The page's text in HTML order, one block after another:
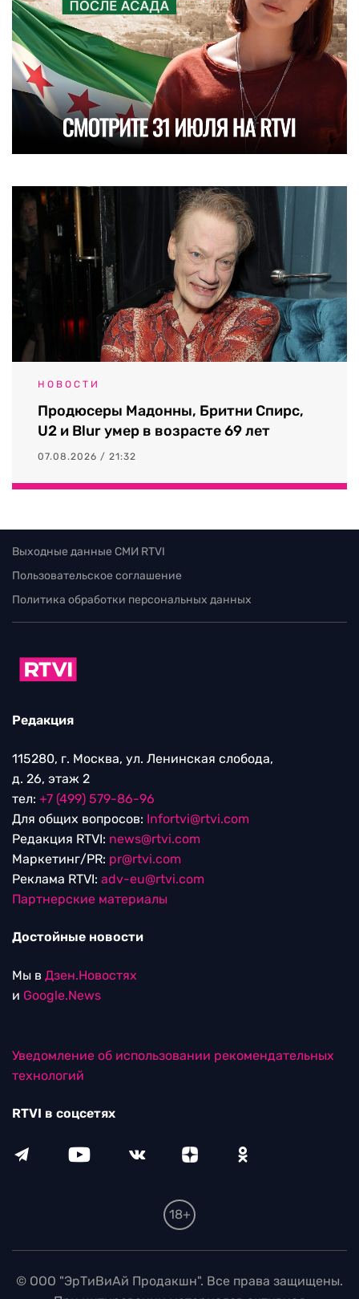
НОВОСТИ
Продюсеры Мадонны, Бритни Спирс,
U2 и Blur умер в возрасте 69 лет
07.08.2026 / 21:32
Выходные данные СМИ RTVI
Пользовательское соглашение
Политика обработки персональных данных
Редакция
115280, г. Москва, ул. Ленинская слобода,
д. 26, этаж 2
тел: +7 (499) 579-86-96
Для общих вопросов: Infortvi@rtvi.com
Редакция RTVI: news@rtvi.com
Маркетинг/PR: pr@rtvi.com
Реклама RTVI: adv-eu@rtvi.com
Партнерские материалы
Достойные новости
Мы в Дзен.Новостях
и Google.News
Уведомление об использовании рекомендательных
технологий
RTVI в соцсетях
18+
© ООО "ЭрТиВиАй Продакшн". Все права защищены.